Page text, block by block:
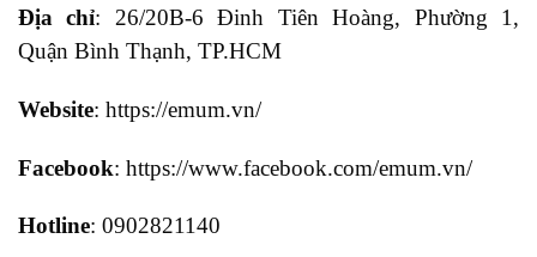
Địa chỉ: 26/20B-6 Đinh Tiên Hoàng, Phường 1,
Quận Bình Thạnh, TP.HCM
Website: https://emum.vn/
Facebook: https://www.facebook.com/emum.vn/
Hotline: 0902821140